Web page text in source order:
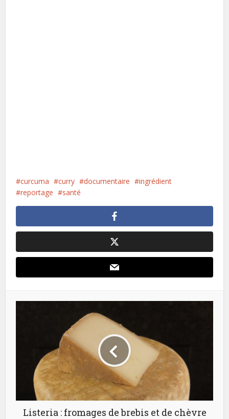
curcuma curry documentaire
ingrédient
reportage
santé
Listeria : fromages de brebis et de chèvre